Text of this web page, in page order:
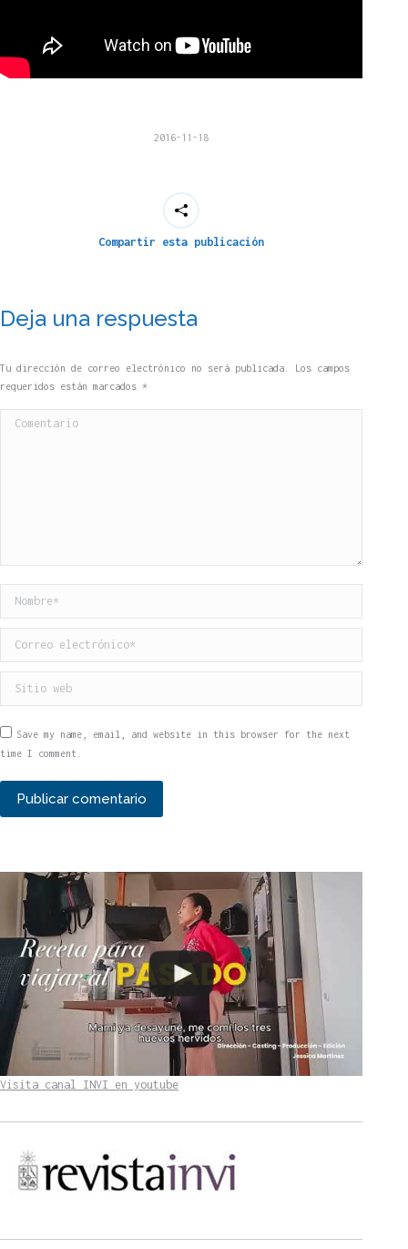
2016-11-18
Compartir esta publicación
Deja una respuesta
Tu dirección de correo electrónico no será publicada. Los campos
requeridos están marcados *
Comentario
Nombre *
Correo electrónico *
Sitio web
Save my name, email, and website in this browser for the next
time I comment.
Publicar comentario
Visita canal INVI en youtube